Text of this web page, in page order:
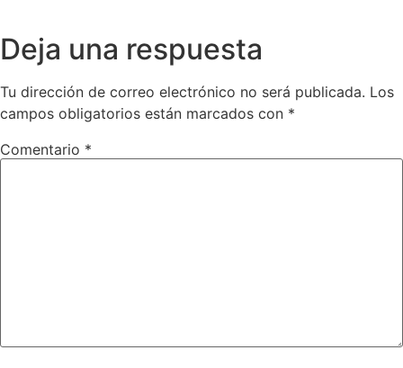
Deja una respuesta
Tu dirección de correo electrónico no será publicada. Los
campos obligatorios están marcados con *
Comentario *